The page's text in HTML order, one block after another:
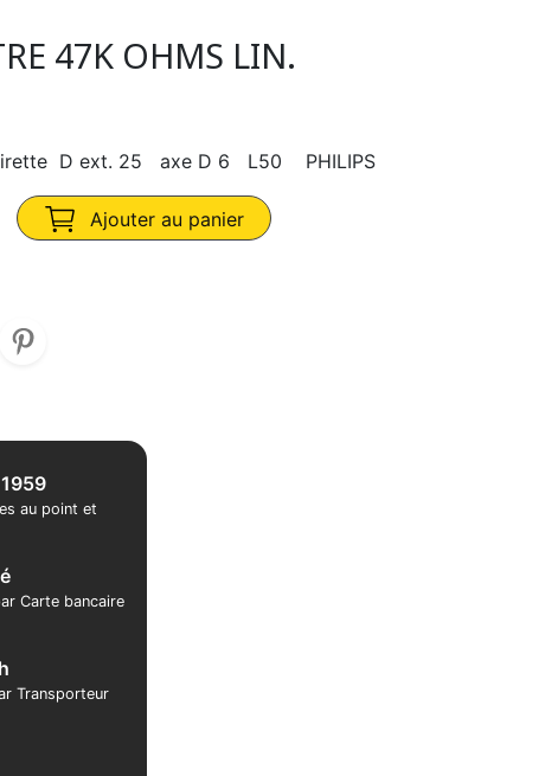
47K OHMS LIN.
tirette D ext. 25 axe D 6 L50 PHILIPS
Ajouter au panier
au point et
Carte bancaire
Transporteur